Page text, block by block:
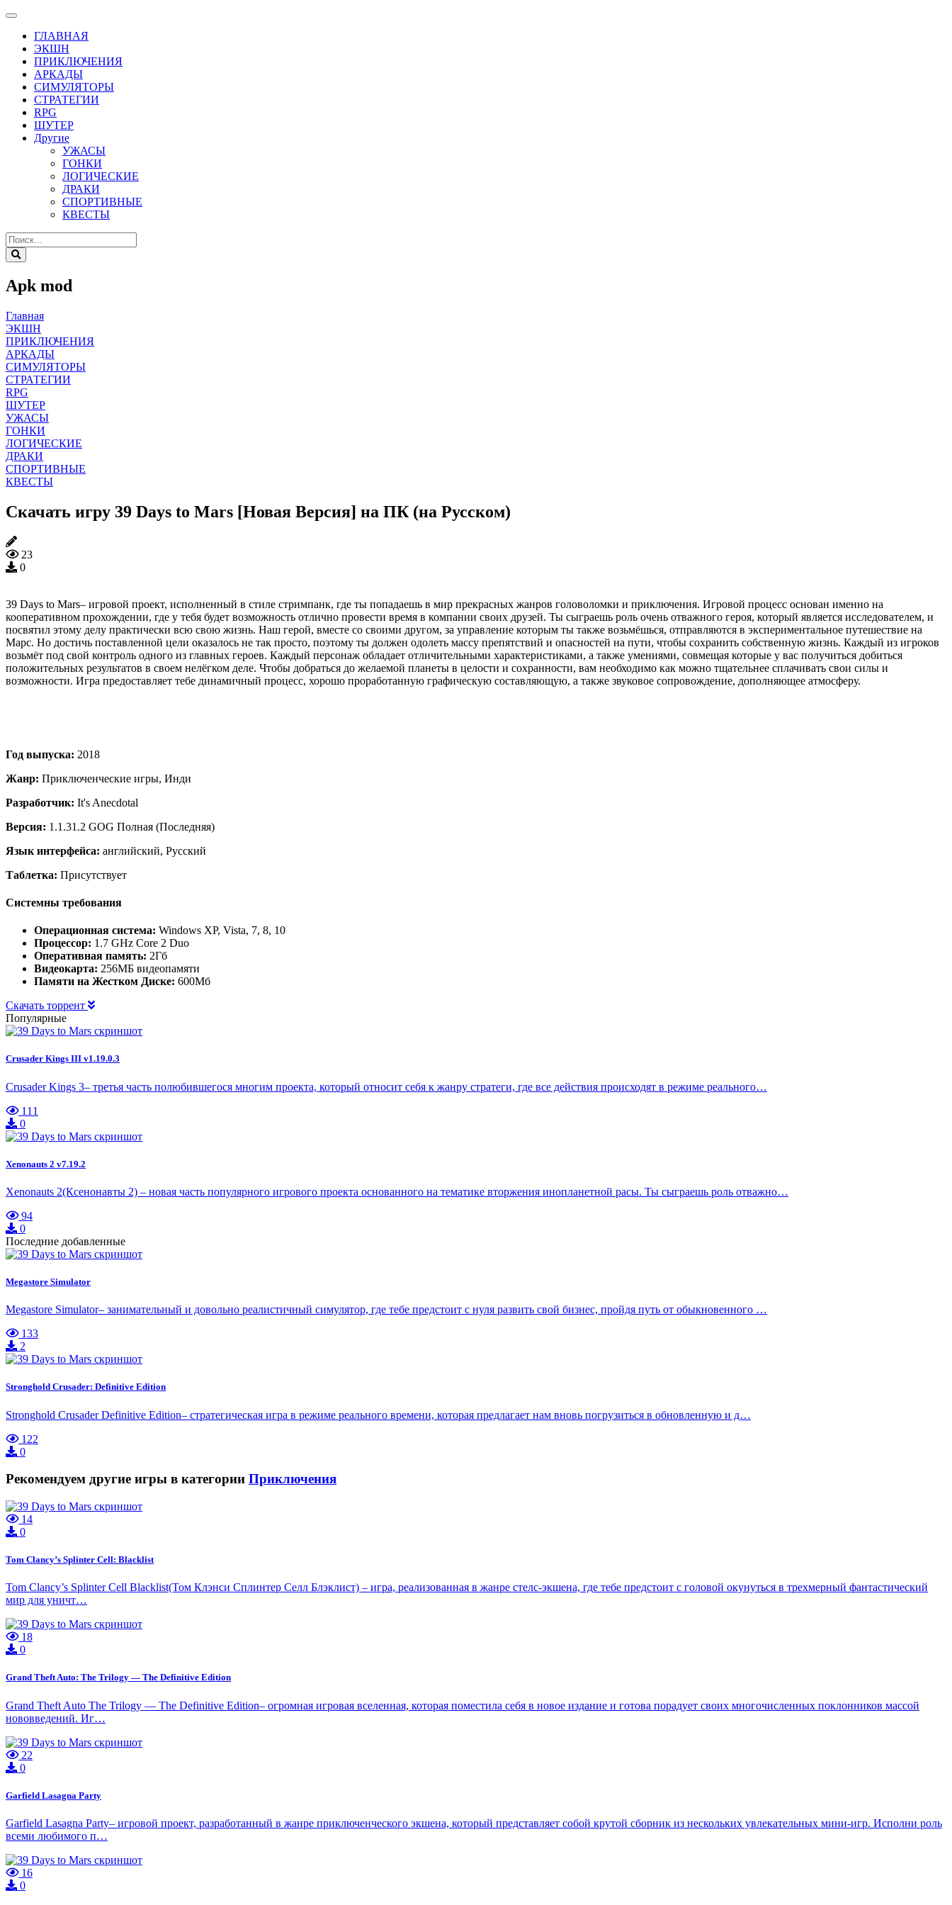
ГЛАВНАЯ
ЭКШН
ПРИКЛЮЧЕНИЯ
АРКАДЫ
СИМУЛЯТОРЫ
СТРАТЕГИИ
RPG
ШУТЕР
Другие
УЖАСЫ
ГОНКИ
ЛОГИЧЕСКИЕ
ДРАКИ
СПОРТИВНЫЕ
КВЕСТЫ
Apk mod
Главная
ЭКШН
ПРИКЛЮЧЕНИЯ
АРКАДЫ
СИМУЛЯТОРЫ
СТРАТЕГИИ
RPG
ШУТЕР
УЖАСЫ
ГОНКИ
ЛОГИЧЕСКИЕ
ДРАКИ
СПОРТИВНЫЕ
КВЕСТЫ
Скачать игру 39 Days to Mars [Новая Версия] на ПК (на Русском)
23
0
39 Days to Mars– игровой проект, исполненный в стиле стримпанк, где ты попадаешь в мир прекрасных жанров головоломки и приключения. Игровой процесс основан именно на
кооперативном прохождении, где у тебя будет возможность отлично провести время в компании своих друзей. Ты сыграешь роль очень отважного героя, который является исследователем, и
посвятил этому делу практически всю свою жизнь. Наш герой, вместе со своими другом, за управление которым ты также возьмёшься, отправляются в экспериментальное путешествие на
Марс. Но достичь поставленной цели оказалось не так просто, поэтому ты должен одолеть массу препятствий и опасностей на пути, чтобы сохранить собственную жизнь. Каждый из игроков
возьмёт под свой контроль одного из главных героев. Каждый персонаж обладает отличительными характеристиками, а также умениями, совмещая которые у вас получиться добиться
положительных результатов в своем нелёгком деле. Чтобы добраться до желаемой планеты в целости и сохранности, вам необходимо как можно тщательнее сплачивать свои силы и
возможности. Игра предоставляет тебе динамичный процесс, хорошо проработанную графическую составляющую, а также звуковое сопровождение, дополняющее атмосферу.
Год выпуска: 2018
Жанр: Приключенческие игры, Инди
Разработчик: It's Anecdotal
Версия: 1.1.31.2 GOG Полная (Последняя)
Язык интерфейса: английский, Русский
Таблетка: Присутствует
Системны требования
Операционная система: Windows XP, Vista, 7, 8, 10
Процессор: 1.7 GHz Core 2 Duo
Оперативная память: 2Гб
Видеокарта: 256МБ видеопамяти
Памяти на Жестком Диске: 600Мб
Скачать торрент
Популярные
Crusader Kings III v1.19.0.3
Crusader Kings 3– третья часть полюбившегося многим проекта, который относит себя к жанру стратеги, где все действия происходят в режиме реального…
111
0
Xenonauts 2 v7.19.2
Xenonauts 2(Ксенонавты 2) – новая часть популярного игрового проекта основанного на тематике вторжения инопланетной расы. Ты сыграешь роль отважно…
94
0
Последние добавленные
Megastore Simulator
Megastore Simulator– занимательный и довольно реалистичный симулятор, где тебе предстоит с нуля развить свой бизнес, пройдя путь от обыкновенного …
133
2
Stronghold Crusader: Definitive Edition
Stronghold Crusader Definitive Edition– стратегическая игра в режиме реального времени, которая предлагает нам вновь погрузиться в обновленную и д…
122
0
Рекомендуем другие игры в категории Приключения
14
0
Tom Clancy’s Splinter Cell: Blacklist
Tom Clancy’s Splinter Cell Blacklist(Том Клэнси Сплинтер Селл Блэклист) – игра, реализованная в жанре стелс-экшена, где тебе предстоит с головой окунуться в трехмерный фантастический
мир для уничт…
18
0
Grand Theft Auto: The Trilogy — The Definitive Edition
Grand Theft Auto The Trilogy — The Definitive Edition– огромная игровая вселенная, которая поместила себя в новое издание и готова порадует своих многочисленных поклонников массой
нововведений. Иг…
22
0
Garfield Lasagna Party
Garfield Lasagna Party– игровой проект, разработанный в жанре приключенческого экшена, который представляет собой крутой сборник из нескольких увлекательных мини-игр. Исполни роль
всеми любимого п…
16
0